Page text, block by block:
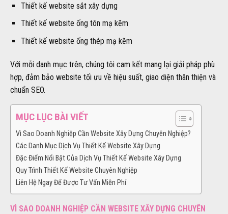
Thiết kế website sắt xây dựng
Thiết kế website ống tôn mạ kẽm
Thiết kế website ống thép mạ kẽm
Với mỗi danh mục trên, chúng tôi cam kết mang lại giải pháp phù
hợp, đảm bảo website tối ưu về hiệu suất, giao diện thân thiện và
chuẩn SEO.
MỤC LỤC BÀI VIẾT
Vì Sao Doanh Nghiệp Cần Website Xây Dựng Chuyên Nghiệp?
Các Danh Mục Dịch Vụ Thiết Kế Website Xây Dựng
Đặc Điểm Nổi Bật Của Dịch Vụ Thiết Kế Website Xây Dựng
Quy Trình Thiết Kế Website Chuyên Nghiệp
Liên Hệ Ngay Để Được Tư Vấn Miễn Phí
VÌ SAO DOANH NGHIỆP CẦN WEBSITE XÂY DỰNG CHUYÊN